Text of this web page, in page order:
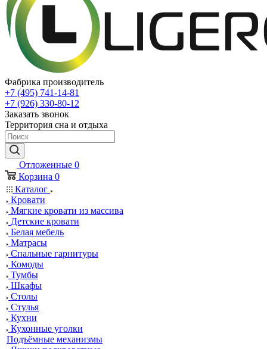
Фабрика производитель
+7 (495) 741-14-81
+7 (926) 330-80-12
Заказать звонок
Территория сна и отдыха
Отложенные 0
Корзина 0
Каталог
Кровати
Мягкие кровати из массива
Детские кровати
Белая мебель
Матрасы
Спальные гарнитуры
Комоды
Тумбы
Шкафы
Столы
Стулья
Кухни
Кухонные уголки
Подъёмные механизмы